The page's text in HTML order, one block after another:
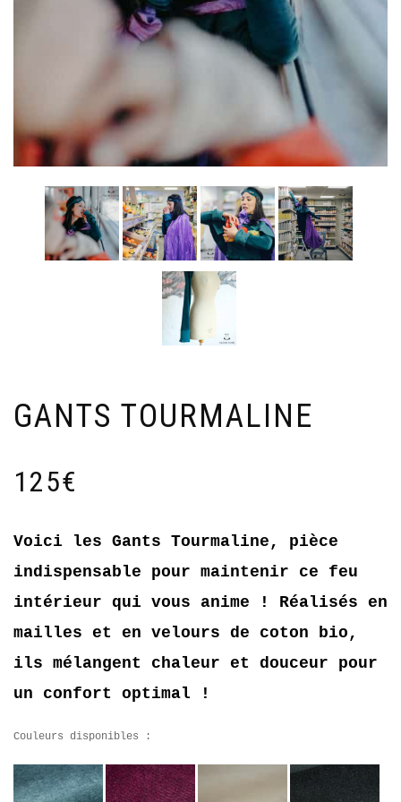
GANTS TOURMALINE
125€
Voici les Gants Tourmaline, pièce
indispensable pour maintenir ce feu
intérieur qui vous anime ! Réalisés en
mailles et en velours de coton bio,
ils mélangent chaleur et douceur pour
un confort optimal !
Couleurs disponibles :